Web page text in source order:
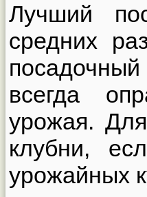
Лучший
средних
всегда
урожая.
клубни,
урожайных